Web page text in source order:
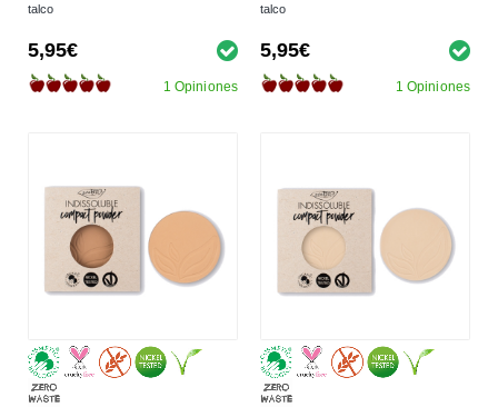
talco
5,95€
1 Opiniones
talco
5,95€
1 Opiniones